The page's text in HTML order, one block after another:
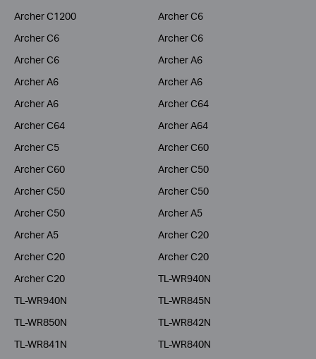
Archer C1200
Archer C6
Archer C6
Archer C6
Archer C6
Archer A6
Archer A6
Archer A6
Archer A6
Archer C64
Archer C64
Archer A64
Archer C5
Archer C60
Archer C60
Archer C50
Archer C50
Archer C50
Archer C50
Archer A5
Archer A5
Archer C20
Archer C20
Archer C20
Archer C20
TL-WR940N
TL-WR940N
TL-WR845N
TL-WR850N
TL-WR842N
TL-WR841N
TL-WR840N